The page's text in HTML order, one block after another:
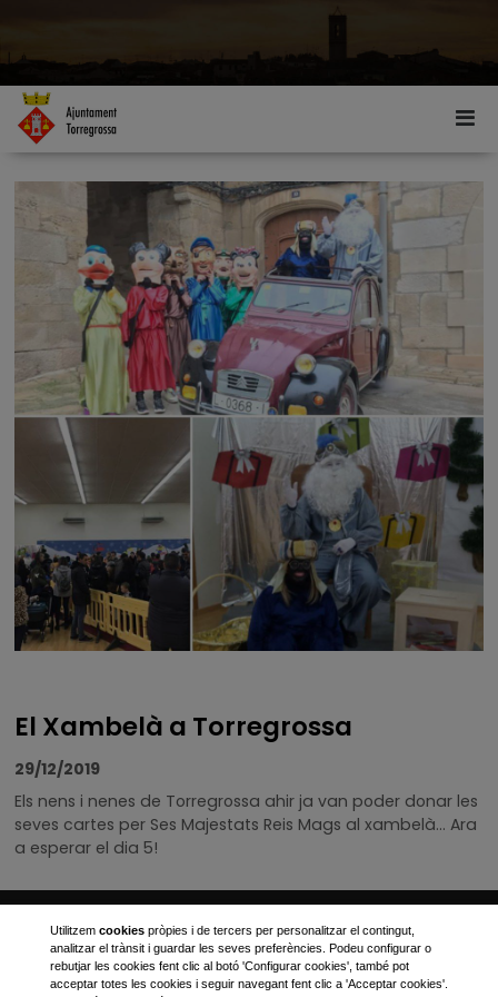
El Xambelà a Torregrossa
29/12/2019
Els nens i nenes de Torregrossa ahir ja van poder donar les
seves cartes per Ses Majestats Reis Mags al xambelà... Ara
a esperar el dia 5!
Ajuntament de Torregrossa
Plaça Canalejas, 1
973 170 001
Utilitzem cookiespròpies i de tercers per personalitzar el contingut,
analitzar el trànsit i guardar les seves preferències. Podeu configurar o
rebutjar les cookies fent clic al botó 'Configurar cookies', també pot
acceptar totes les cookies i seguir navegant fent clic a 'Acceptar cookies'.